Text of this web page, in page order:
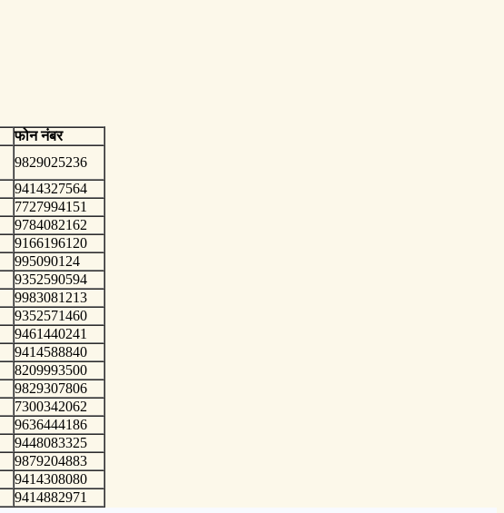
फोन नंबर
9829025236
9414327564
7727994151
9784082162
9166196120
995090124
9352590594
9983081213
9352571460
9461440241
9414588840
8209993500
9829307806
7300342062
9636444186
9448083325
9879204883
9414308080
9414882971